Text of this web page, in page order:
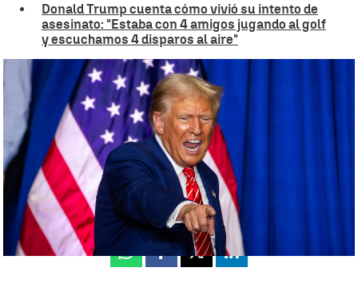
Donald Trump cuenta cómo vivió su intento de
asesinato: "Estaba con 4 amigos jugando al golf
y escuchamos 4 disparos al aire"
Donald Trump se compara con Elvis Presley |
Irene Rodríguez
Publicado: 19 de septiembre de 2024, 19:07
WhatsappFacebook
X Linkedin